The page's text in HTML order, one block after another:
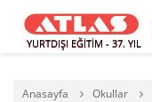
YURTDIŞI EĞİTİM - 37. YIL
Anasayfa Okullar